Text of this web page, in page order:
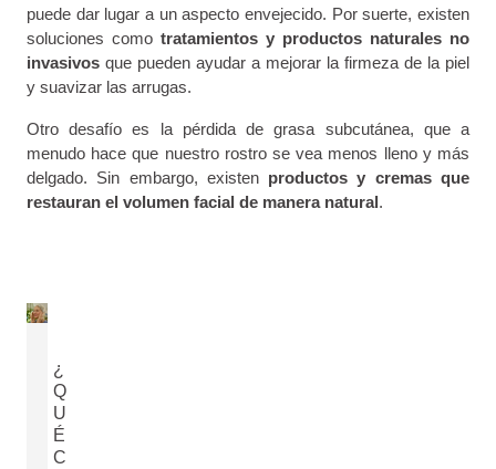
puede dar lugar a un aspecto envejecido. Por suerte, existen
soluciones como tratamientos y productos naturales no
invasivos que pueden ayudar a mejorar la firmeza de la piel
y suavizar las arrugas.
Otro desafío es la pérdida de grasa subcutánea, que a
menudo hace que nuestro rostro se vea menos lleno y más
delgado. Sin embargo, existen productos y cremas que
restauran el volumen facial de manera natural.
¿
Q
U
É
C